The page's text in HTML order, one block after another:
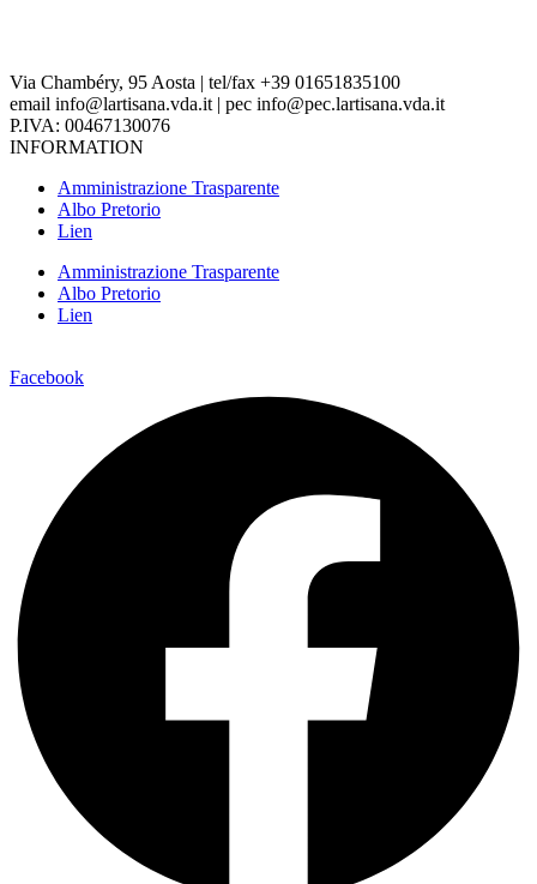
Via Chambéry, 95 Aosta | tel/fax +39 01651835100
email info@lartisana.vda.it | pec info@pec.lartisana.vda.it
P.IVA: 00467130076
INFORMATION
Amministrazione Trasparente
Albo Pretorio
Lien
Amministrazione Trasparente
Albo Pretorio
Lien
Facebook